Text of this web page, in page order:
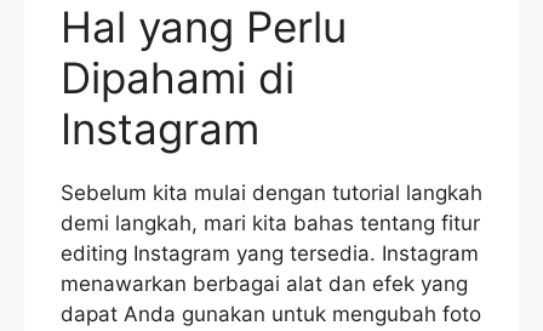
Hal yang Perlu
Dipahami di
Instagram
Sebelum kita mulai dengan tutorial langkah
demi langkah, mari kita bahas tentang fitur
editing Instagram yang tersedia. Instagram
menawarkan berbagai alat dan efek yang
dapat Anda gunakan untuk mengubah foto